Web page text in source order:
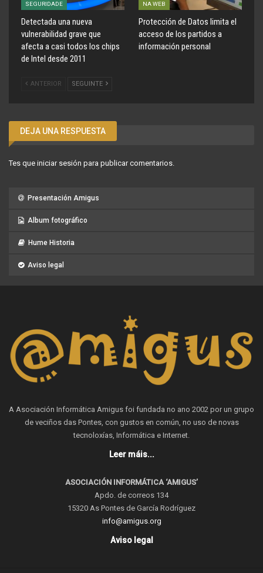
SEGURIDADE
Detectada una nueva
vulnerabilidad grave que
afecta a casi todos los chips
de Intel desde 2011
NA WEB
Protección de Datos limita el
acceso de los partidos a
información personal
ANTERIOR SEGUINTE
DEJA UNA RESPUESTA
Tes que iniciar sesión para publicar comentarios.
Presentación Amigus
Album fotográfico
Hume Historia
Aviso legal
A Asociación Informática Amigus foi fundada no ano 2002 por un grupo
de veciños das Pontes, con gustos en común, no uso de novas
tecnoloxías, Informática e Internet.
Leer máis...
ASOCIACIÓN INFORMÁTICA ‘AMIGUS’
Apdo. de correos 134
15320 As Pontes de García Rodríguez
info@amigus.org
Aviso legal